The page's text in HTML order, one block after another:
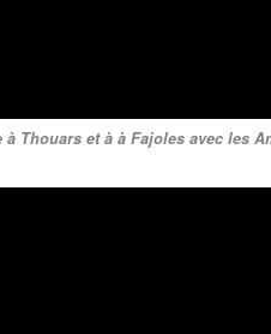
Thouars et à à Fajoles avec les